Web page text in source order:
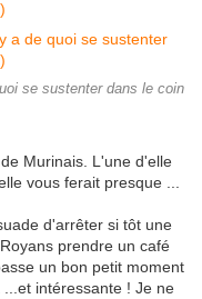
se sustenter dans le coin
Murinais. L'une d'elle
vous ferait presque ...
d'arrêter si tôt une
prendre un café
un bon petit moment
intéressante ! Je ne